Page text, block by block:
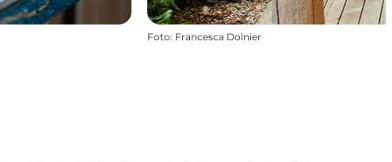
Foto: Francesca Dolnier